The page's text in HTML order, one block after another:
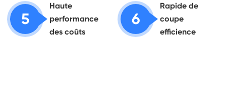
5
Haute
performance
des coûts
6
Rapide de
coupe
efficience